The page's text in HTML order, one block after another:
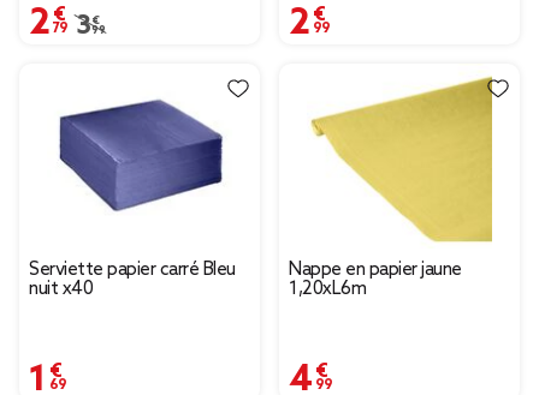
2,79 €
Prix remisé de 3,99 € à 2,79 €
3,99 €
2,99 €
Serviette papier carré Bleu
nuit x40
1,69 €
Nappe en papier jaune
1,20xL6m
4,99 €